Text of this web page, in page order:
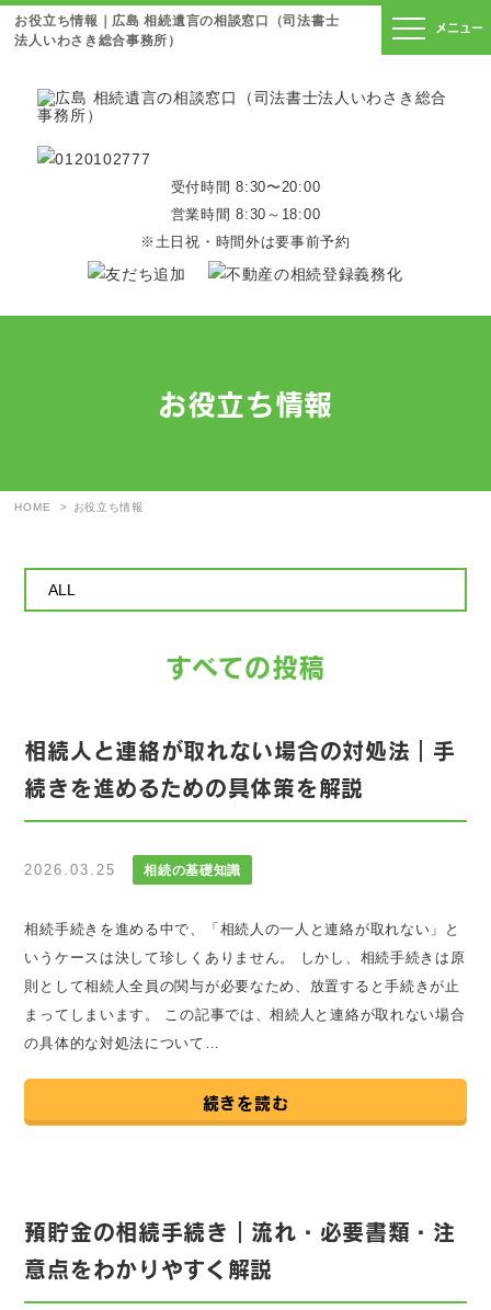
お役立ち情報｜広島 相続遺言の相談窓口（司法書士
法人いわさき総合事務所）
受付時間 8:30〜20:00
営業時間 8:30～18:00
※土日祝・時間外は要事前予約
メニュー
お役立ち情報
HOME お役立ち情報
すべての投稿
相続人と連絡が取れない場合の対処法｜手
続きを進めるための具体策を解説
2026.03.25 相続の基礎知識
相続手続きを進める中で、「相続人の一人と連絡が取れない」と
いうケースは決して珍しくありません。 しかし、相続手続きは原
則として相続人全員の関与が必要なため、放置すると手続きが止
まってしまいます。 この記事では、相続人と連絡が取れない場合
の具体的な対処法について…
続きを読む
預貯金の相続手続き｜流れ・必要書類・注
意点をわかりやすく解説